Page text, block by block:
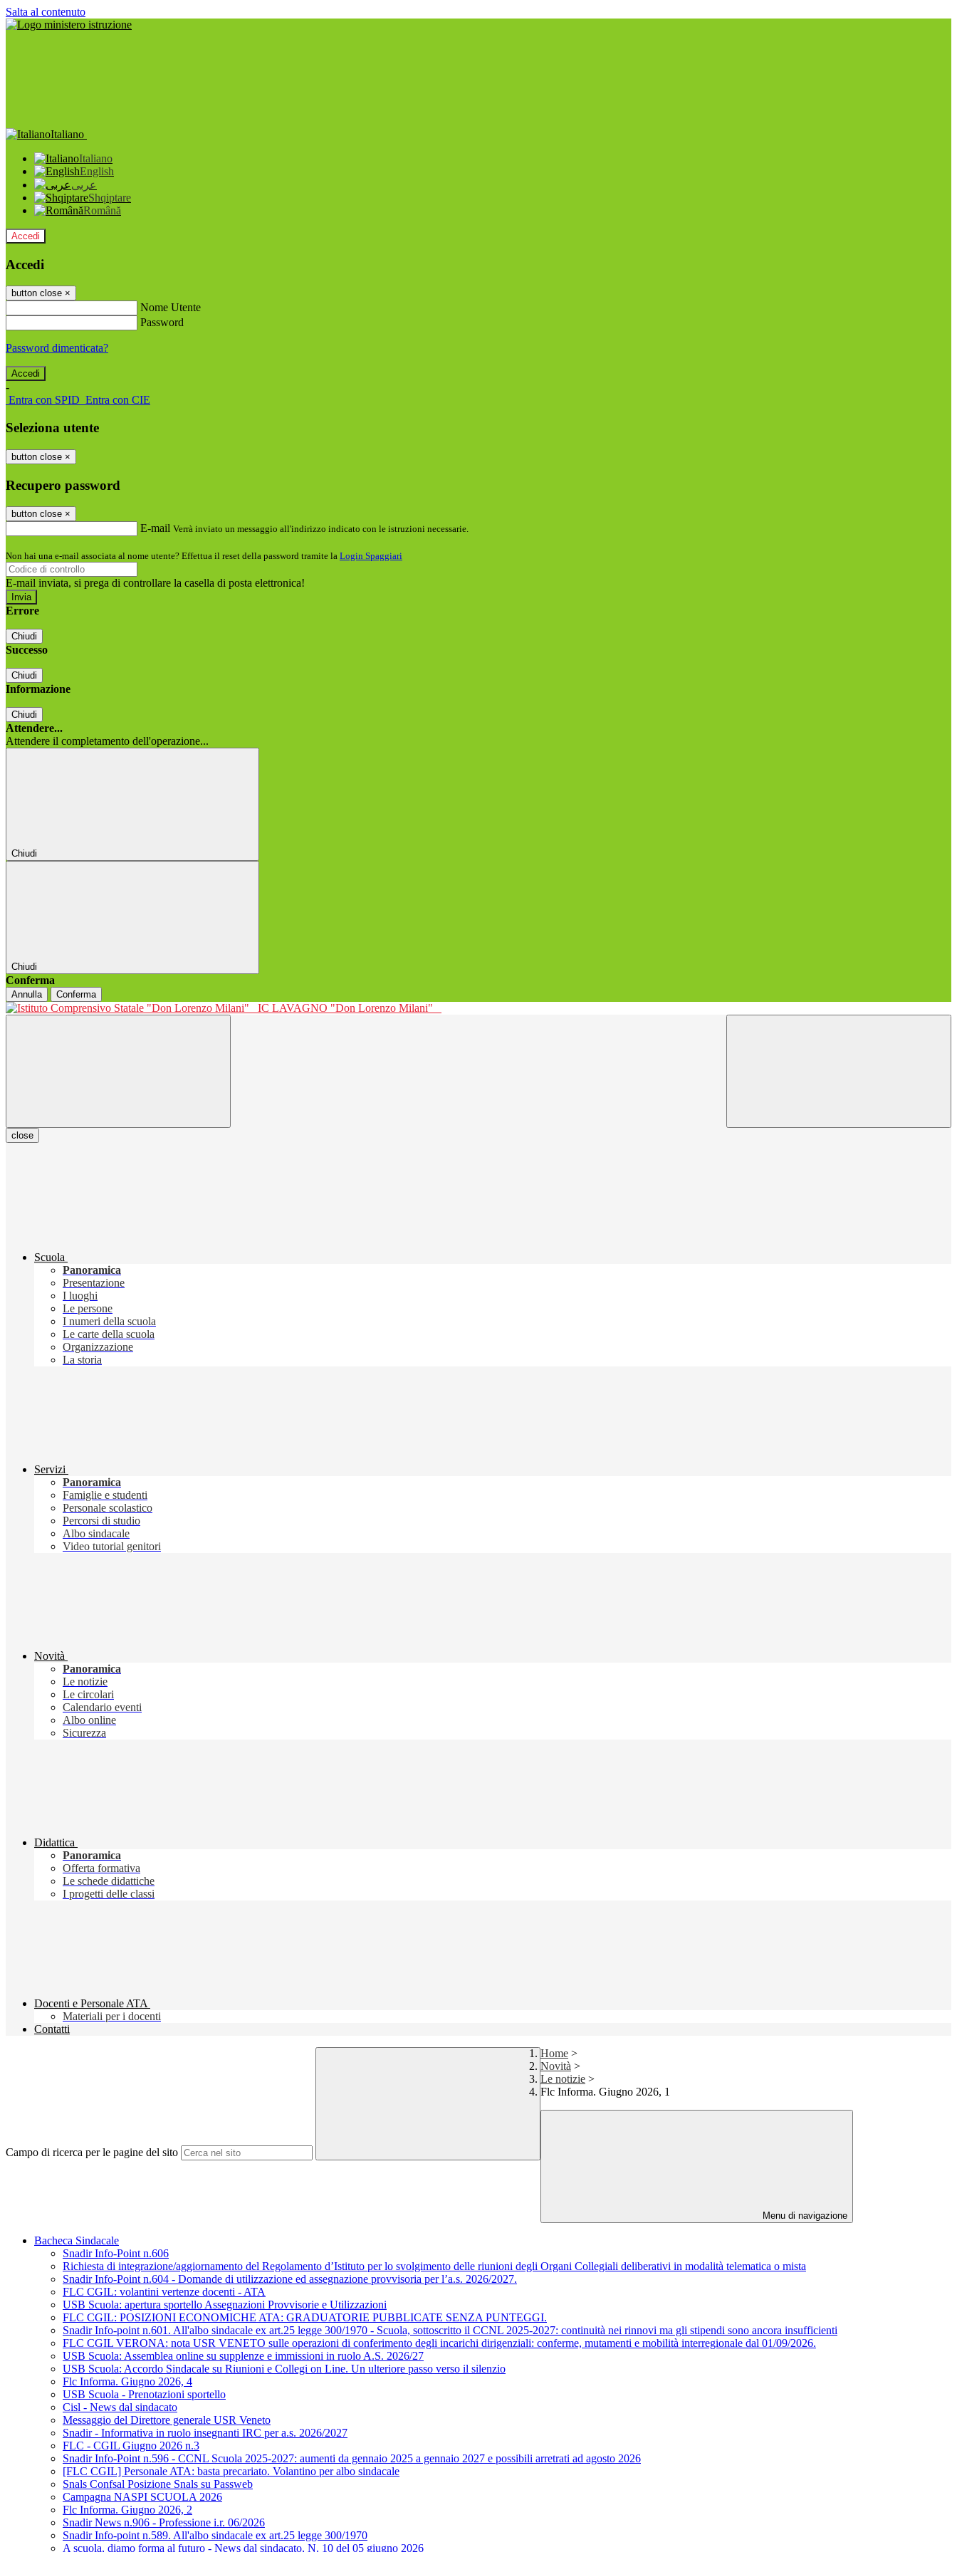
Salta al contenuto
Italiano
Italiano
English
عربى
Shqiptare
Română
Accedi
Accedi
button close ×
Nome Utente
Password
Password dimenticata?
-
Entra con SPID Entra con CIE
Seleziona utente
button close ×
Recupero password
button close ×
E-mail Verrà inviato un messaggio all'indirizzo indicato con le istruzioni necessarie.
Non hai una e-mail associata al nome utente? Effettua il reset della password tramite la Login Spaggiari
E-mail inviata, si prega di controllare la casella di posta elettronica!
Errore
Chiudi
Successo
Chiudi
Informazione
Chiudi
Attendere...
Attendere il completamento dell'operazione...
Chiudi
Chiudi
Conferma
Annulla Conferma
IC LAVAGNO "Don Lorenzo Milani"
close
Scuola
Panoramica
Presentazione
I luoghi
Le persone
I numeri della scuola
Le carte della scuola
Organizzazione
La storia
Servizi
Panoramica
Famiglie e studenti
Personale scolastico
Percorsi di studio
Albo sindacale
Video tutorial genitori
Novità
Panoramica
Le notizie
Le circolari
Calendario eventi
Albo online
Sicurezza
Didattica
Panoramica
Offerta formativa
Le schede didattiche
I progetti delle classi
Docenti e Personale ATA
Materiali per i docenti
Contatti
Campo di ricerca per le pagine del sito
Home >
Novità >
Le notizie >
Flc Informa. Giugno 2026, 1
Menu di navigazione
Bacheca Sindacale
Snadir Info-Point n.606
Richiesta di integrazione/aggiornamento del Regolamento d’Istituto per lo svolgimento delle riunioni degli Organi Collegiali deliberativi in modalità telematica o mista
Snadir Info-Point n.604 - Domande di utilizzazione ed assegnazione provvisoria per l’a.s. 2026/2027.
FLC CGIL: volantini vertenze docenti - ATA
USB Scuola: apertura sportello Assegnazioni Provvisorie e Utilizzazioni
FLC CGIL: POSIZIONI ECONOMICHE ATA: GRADUATORIE PUBBLICATE SENZA PUNTEGGI.
Snadir Info-point n.601. All'albo sindacale ex art.25 legge 300/1970 - Scuola, sottoscritto il CCNL 2025-2027: continuità nei rinnovi ma gli stipendi sono ancora insufficienti
FLC CGIL VERONA: nota USR VENETO sulle operazioni di conferimento degli incarichi dirigenziali: conferme, mutamenti e mobilità interregionale dal 01/09/2026.
USB Scuola: Assemblea online su supplenze e immissioni in ruolo A.S. 2026/27
USB Scuola: Accordo Sindacale su Riunioni e Collegi on Line. Un ulteriore passo verso il silenzio
Flc Informa. Giugno 2026, 4
USB Scuola - Prenotazioni sportello
Cisl - News dal sindacato
Messaggio del Direttore generale USR Veneto
Snadir - Informativa in ruolo insegnanti IRC per a.s. 2026/2027
FLC - CGIL Giugno 2026 n.3
Snadir Info-Point n.596 - CCNL Scuola 2025-2027: aumenti da gennaio 2025 a gennaio 2027 e possibili arretrati ad agosto 2026
[FLC CGIL] Personale ATA: basta precariato. Volantino per albo sindacale
Snals Confsal Posizione Snals su Passweb
Campagna NASPI SCUOLA 2026
Flc Informa. Giugno 2026, 2
Snadir News n.906 - Professione i.r. 06/2026
Snadir Info-point n.589. All'albo sindacale ex art.25 legge 300/1970
A scuola, diamo forma al futuro - News dal sindacato, N. 10 del 05 giugno 2026